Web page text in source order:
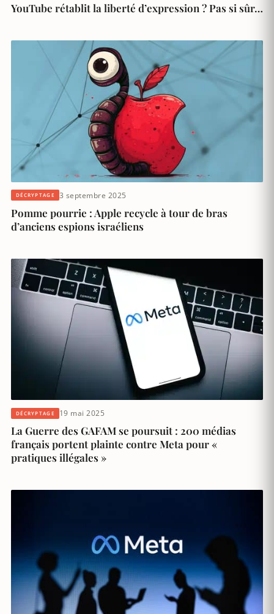
YouTube rétablit la liberté d’expression ? Pas si sûr…
DÉCRYPTAGE 3 septembre 2025
Pomme pourrie : Apple recycle à tour de bras
d’anciens espions israéliens
DÉCRYPTAGE 19 mai 2025
La Guerre des GAFAM se poursuit : 200 médias
français portent plainte contre Meta pour «
pratiques illégales »